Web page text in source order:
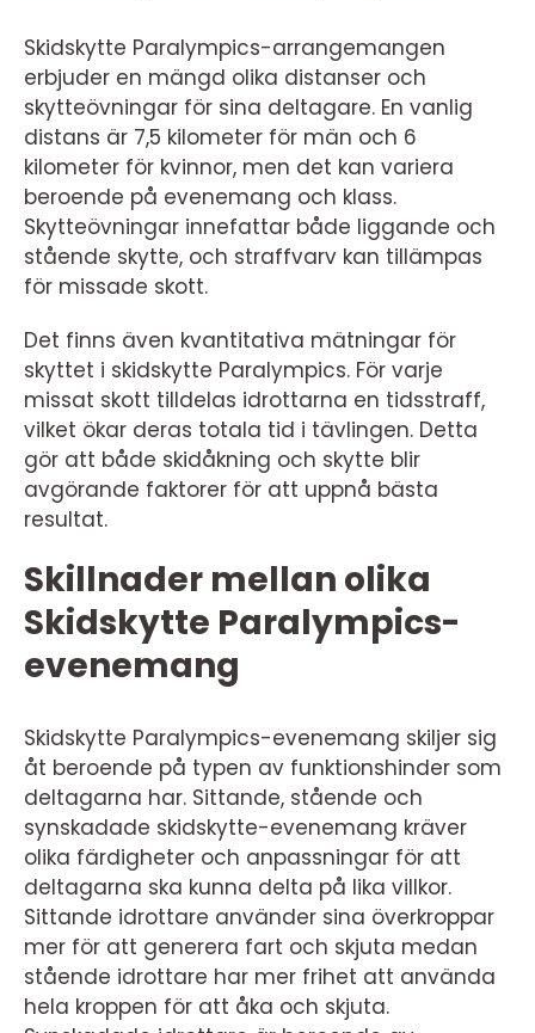
Skidskytte Paralympics-arrangemangen
erbjuder en mängd olika distanser och
skytteövningar för sina deltagare. En vanlig
distans är 7,5 kilometer för män och 6
kilometer för kvinnor, men det kan variera
beroende på evenemang och klass.
Skytteövningar innefattar både liggande och
stående skytte, och straffvarv kan tillämpas
för missade skott.
Det finns även kvantitativa mätningar för
skyttet i skidskytte Paralympics. För varje
missat skott tilldelas idrottarna en tidsstraff,
vilket ökar deras totala tid i tävlingen. Detta
gör att både skidåkning och skytte blir
avgörande faktorer för att uppnå bästa
resultat.
Skillnader mellan olika
Skidskytte Paralympics-
evenemang
Skidskytte Paralympics-evenemang skiljer sig
åt beroende på typen av funktionshinder som
deltagarna har. Sittande, stående och
synskadade skidskytte-evenemang kräver
olika färdigheter och anpassningar för att
deltagarna ska kunna delta på lika villkor.
Sittande idrottare använder sina överkroppar
mer för att generera fart och skjuta medan
stående idrottare har mer frihet att använda
hela kroppen för att åka och skjuta.